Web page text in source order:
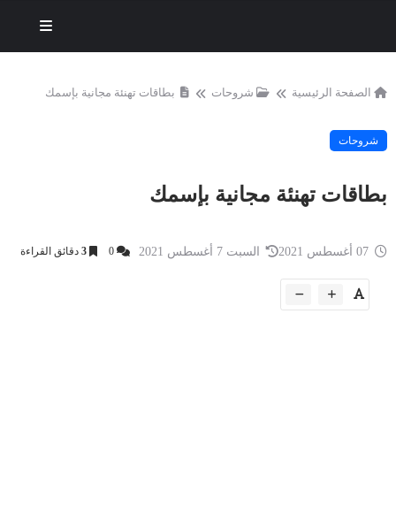
الصفحة الرئيسية شروحات بطاقات تهنئة مجانية بإسمك
شروحات
بطاقات تهنئة مجانية بإسمك
السبت 7 أغسطس 2021 0
3 دقائق القراءة